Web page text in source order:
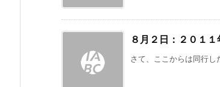
８月２日：２０１
さて、ここからは同行